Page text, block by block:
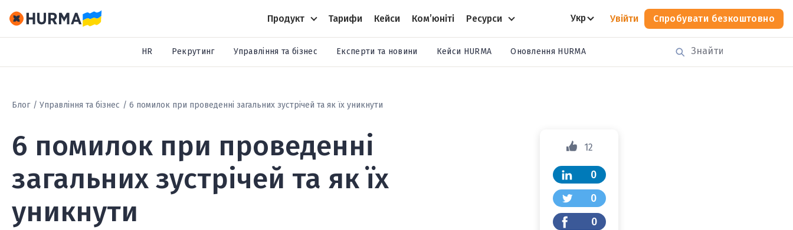
Продукт Тарифи Кейси Комʼюніті Ресурси Укр Увійти Спробувати безкоштовно
HR Рекрутинг Управління та бізнес Експерти та новини Кейси HURMA Оновлення HURMA
Блог Управління та бізнес 6 помилок при проведенні загальних зустрічей та як їх уникнути
6 помилок при проведенні
загальних зустрічей та як їх
уникнути
12
0
0
0